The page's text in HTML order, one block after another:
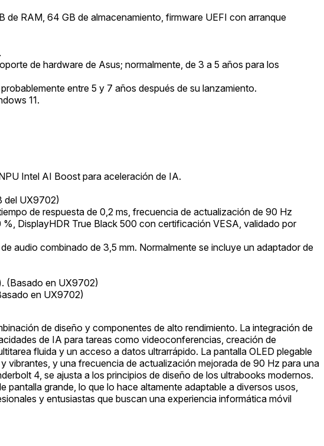
RAM, 64 GB de almacenamiento, firmware UEFI con arranque
de hardware de Asus; normalmente, de 3 a 5 años para los
entre 5 y 7 años después de su lanzamiento.
11.
Intel AI Boost para aceleración de IA.
del UX9702)
de respuesta de 0,2 ms, frecuencia de actualización de 90 Hz
DisplayHDR True Black 500 con certificación VESA, validado por
audio combinado de 3,5 mm. Normalmente se incluye un adaptador de
(Basado en UX9702)
en UX9702)
de diseño y componentes de alto rendimiento. La integración de
de IA para tareas como videoconferencias, creación de
fluida y un acceso a datos ultrarrápido. La pantalla OLED plegable
vibrantes, y una frecuencia de actualización mejorada de 90 Hz para una
4, se ajusta a los principios de diseño de los ultrabooks modernos.
grande, lo que lo hace altamente adaptable a diversos usos,
y entusiastas que buscan una experiencia informática móvil